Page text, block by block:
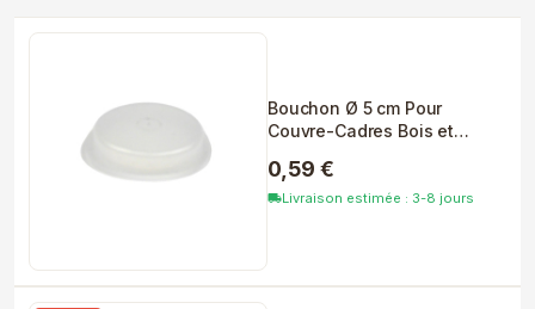
Bouchon Ø 5 cm Pour
Couvre-Cadres Bois et
0,59 €
local_shippingLivraison estimée : 3-8 jours